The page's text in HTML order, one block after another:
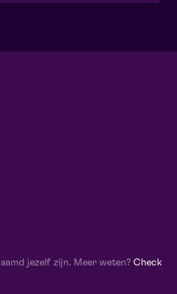
jezelf zijn. Meer weten? Check